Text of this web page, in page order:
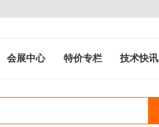
会展中心 特价专栏 技术快讯